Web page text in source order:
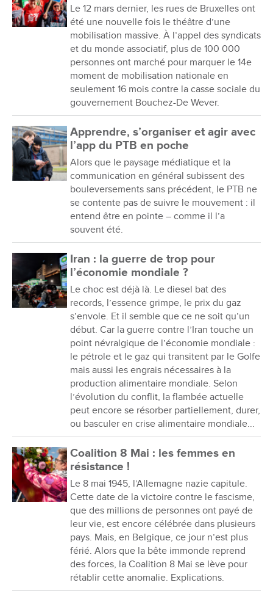
Le 12 mars dernier, les rues de Bruxelles ont
été une nouvelle fois le théâtre d’une
mobilisation massive. À l’appel des syndicats
et du monde associatif, plus de 100 000
personnes ont marché pour marquer le 14e
moment de mobilisation nationale en
seulement 16 mois contre la casse sociale du
gouvernement Bouchez-De Wever.
Apprendre, s’organiser et agir avec
l’app du PTB en poche
Alors que le paysage médiatique et la
communication en général subissent des
bouleversements sans précédent, le PTB ne
se contente pas de suivre le mouvement : il
entend être en pointe – comme il l’a
souvent été.
Iran : la guerre de trop pour
l’économie mondiale ?
Le choc est déjà là. Le diesel bat des
records, l’essence grimpe, le prix du gaz
s’envole. Et il semble que ce ne soit qu’un
début. Car la guerre contre l’Iran touche un
point névralgique de l’économie mondiale :
le pétrole et le gaz qui transitent par le Golfe
mais aussi les engrais nécessaires à la
production alimentaire mondiale. Selon
l’évolution du conflit, la flambée actuelle
peut encore se résorber partiellement, durer,
ou basculer en crise alimentaire mondiale...
Coalition 8 Mai : les femmes en
résistance !
Le 8 mai 1945, l’Allemagne nazie capitule.
Cette date de la victoire contre le fascisme,
que des millions de personnes ont payé de
leur vie, est encore célébrée dans plusieurs
pays. Mais, en Belgique, ce jour n’est plus
férié. Alors que la bête immonde reprend
des forces, la Coalition 8 Mai se lève pour
rétablir cette anomalie. Explications.